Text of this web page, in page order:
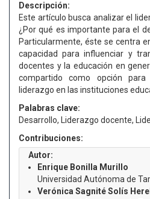
Descripción:
Este artículo busca analizar el
¿Por qué es importante para el
Particularmente, éste se centra
capacidad para influenciar y
docentes y la educación en
compartido como opción
liderazgo en las instituciones
Palabras clave:
Desarrollo, Liderazgo docente,
Contribuciones:
Autor:
Enrique Bonilla Murillo
Universidad Autónoma de
Verónica Sagnité Solís